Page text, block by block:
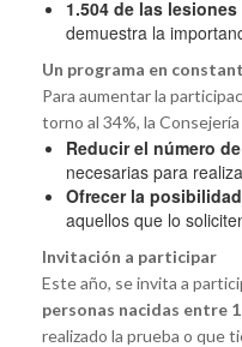
1.504 de las lesiones
demuestra la
Un programa en
Para aumentar la
torno al 34%, la
Reducir el número
necesarias para
Ofrecer la
aquellos que lo
Invitación a participar
Este año, se invita a
personas nacidas entre
realizado la prueba o que